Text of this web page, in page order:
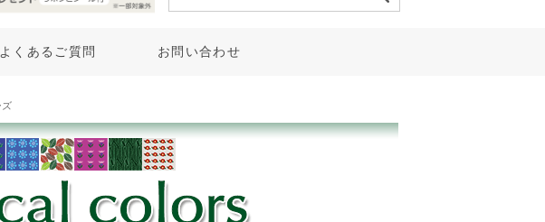
よくあるご質問 お問い合わせ
ズ